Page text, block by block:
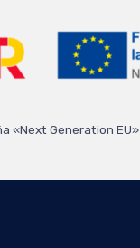
«Next Generation EU»